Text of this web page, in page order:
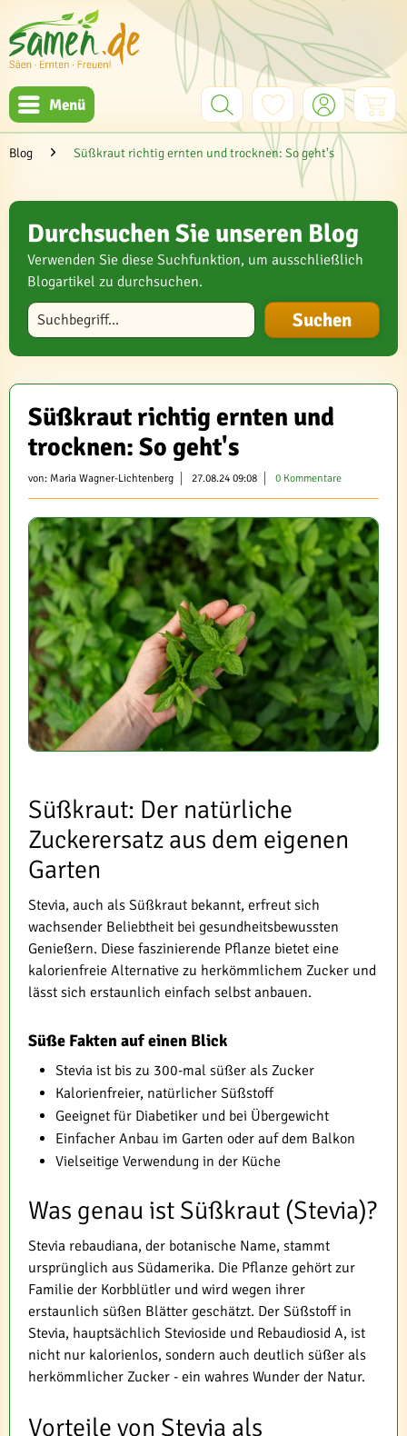
Menü
Blog Süßkraut richtig ernten und trocknen: So geht's
Durchsuchen Sie unseren Blog
Verwenden Sie diese Suchfunktion, um ausschließlich
Blogartikel zu durchsuchen.
Blog durchsuchen
Süßkraut richtig ernten und
trocknen: So geht's
von: Maria Wagner-Lichtenberg 27.08.24 09:08 0 Kommentare
Süßkraut: Der natürliche
Zuckerersatz aus dem eigenen
Garten
Stevia, auch als Süßkraut bekannt, erfreut sich
wachsender Beliebtheit bei gesundheitsbewussten
Genießern. Diese faszinierende Pflanze bietet eine
kalorienfreie Alternative zu herkömmlichem Zucker und
lässt sich erstaunlich einfach selbst anbauen.
Süße Fakten auf einen Blick
Stevia ist bis zu 300-mal süßer als Zucker
Kalorienfreier, natürlicher Süßstoff
Geeignet für Diabetiker und bei Übergewicht
Einfacher Anbau im Garten oder auf dem Balkon
Vielseitige Verwendung in der Küche
Was genau ist Süßkraut (Stevia)?
Stevia rebaudiana, der botanische Name, stammt
ursprünglich aus Südamerika. Die Pflanze gehört zur
Familie der Korbblütler und wird wegen ihrer
erstaunlich süßen Blätter geschätzt. Der Süßstoff in
Stevia, hauptsächlich Stevioside und Rebaudiosid A, ist
nicht nur kalorienlos, sondern auch deutlich süßer als
herkömmlicher Zucker - ein wahres Wunder der Natur.
Vorteile von Stevia als